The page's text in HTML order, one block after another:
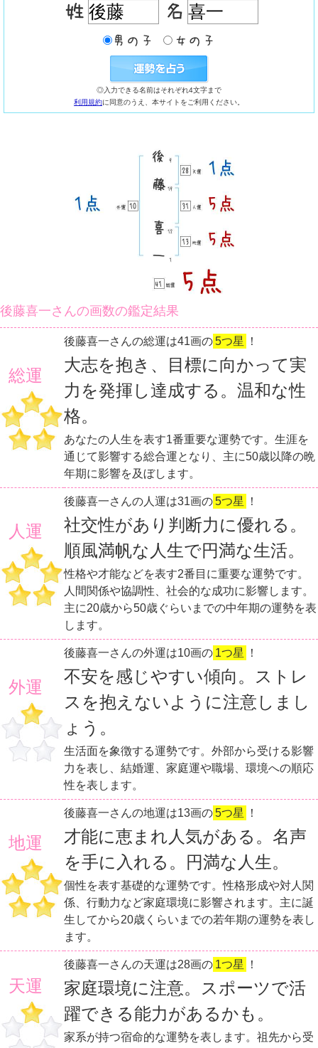
◎入力できる名前はそれぞれ4文字まで
利用規約に同意のうえ、本サイトをご利用ください。
後藤喜一さんの画数の鑑定結果
総運
後藤喜一さんの総運は41画の5つ星 ！
大志を抱き、目標に向かって実
力を発揮し達成する。温和な性
格。
あなたの人生を表す1番重要な運勢です。生涯を
通じて影響する総合運となり、主に50歳以降の晩
年期に影響を及ぼします。
人運
後藤喜一さんの人運は31画の5つ星 ！
社交性があり判断力に優れる。
順風満帆な人生で円満な生活。
性格や才能などを表す2番目に重要な運勢です。
人間関係や協調性、社会的な成功に影響します。
主に20歳から50歳ぐらいまでの中年期の運勢を表
します。
外運
後藤喜一さんの外運は10画の 1つ星 ！
不安を感じやすい傾向。ストレ
スを抱えないように注意しまし
ょう。
生活面を象徴する運勢です。外部から受ける影響
力を表し、結婚運、家庭運や職場、環境への順応
性を表します。
地運
後藤喜一さんの地運は13画の5つ星 ！
才能に恵まれ人気がある。名声
を手に入れる。円満な人生。
個性を表す基礎的な運勢です。性格形成や対人関
係、行動力など家庭環境に影響されます。主に誕
生してから20歳くらいまでの若年期の運勢を表し
ます。
天運
後藤喜一さんの天運は28画の 1つ星 ！
家庭環境に注意。スポーツで活
躍できる能力があるかも。
家系が持つ宿命的な運勢を表します。祖先から受